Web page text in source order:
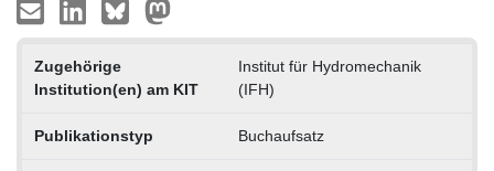
Zugehörige
Institution(en) am KIT
Institut für Hydromechanik
(IFH)
Publikationstyp Buchaufsatz